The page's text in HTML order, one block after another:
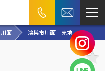
川面 鴻巣市川面 売地